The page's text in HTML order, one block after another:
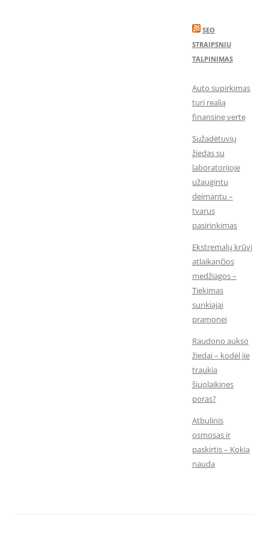
SEO
STRAIPSNIU
TALPINIMAS
Auto supirkimas
turi realią
finansinę vertę
Sužadėtuvių
žiedas su
laboratorijoje
užaugintu
deimantu –
tvarus
pasirinkimas
Ekstremalų krūvį
atlaikančios
medžiagos –
Tiekimas
sunkiajai
pramonei
Raudono aukso
žiedai – kodėl jie
traukia
šiuolaikines
poras?
Atbulinis
osmosas ir
paskirtis – Kokia
nauda